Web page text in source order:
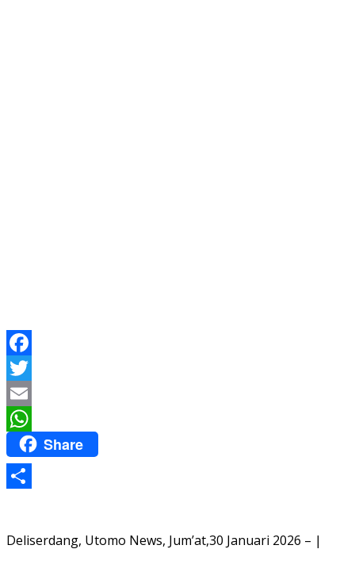
Facebook
Twitter
Email
WhatsApp
Share
Deliserdang, Utomo News, Jum’at,30 Januari 2026 – |